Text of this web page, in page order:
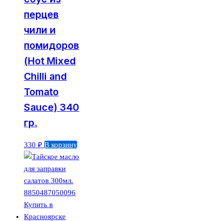
перцев
чили и
помидоров
(Hot Mixed
Chilli and
Tomato
Sauce) 340
гр.
330 ₽ В корзину